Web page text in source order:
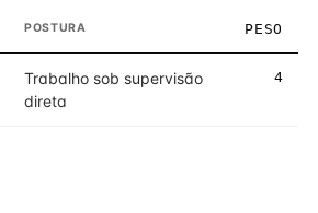
POSTURA PESO
Trabalho sob supervisão
direta
4